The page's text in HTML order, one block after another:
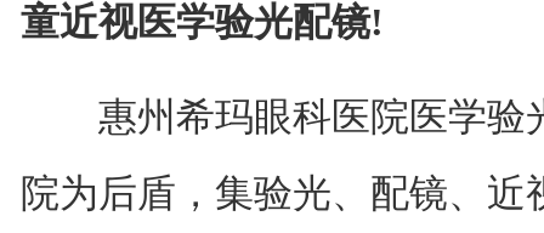
童近视医学验光配镜!
惠州希玛眼科医院医学验
院为后盾，集验光、配镜、